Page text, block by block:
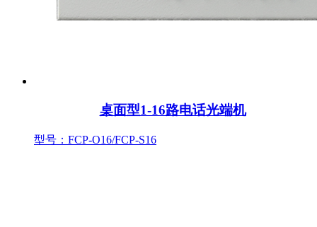
桌面型1-16路电话光端机
型号：FCP-O16/FCP-S16